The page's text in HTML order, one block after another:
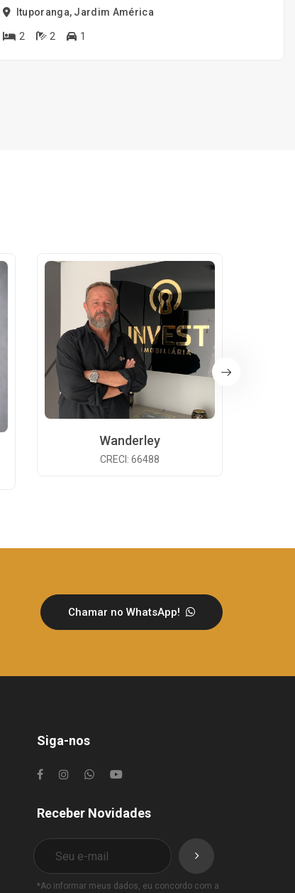
Ituporanga, Jardim América
2 2 1
Wanderley
CRECI: 66488
Chamar no WhatsApp!
Siga-nos
Receber Novidades
*Ao informar meus dados, eu concordo com a